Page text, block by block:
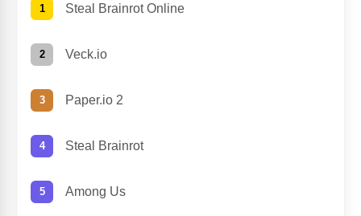
Steal Brainrot Online
Veck.io
Paper.io 2
Steal Brainrot
Among Us